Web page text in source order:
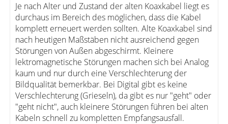
Je nach Alter und Zustand der alten Koaxkabel liegt es
durchaus im Bereich des möglichen, dass die Kabel
komplett erneuert werden sollten. Alte Koaxkabel sind
nach heutigen Maßstäben nicht ausreichend gegen
Störungen von Außen abgeschirmt. Kleinere
lektromagnetische Störungen machen sich bei Analog
kaum und nur durch eine Verschlechterung der
Bildqualität bemerkbar. Bei Digital gibt es keine
Verschlechterung (Grieseln), da gibt es nur "geht" oder
"geht nicht", auch kleinere Störungen führen bei alten
Kabeln schnell zu kompletten Empfangsausfall.